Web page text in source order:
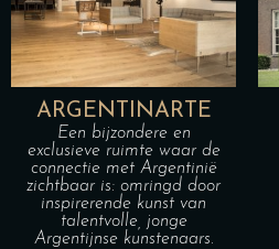
ARGENTINARTE
Een bijzondere en
exclusieve ruimte waar de
connectie met Argentinië
zichtbaar is: omringd door
inspirerende kunst van
talentvolle, jonge
Argentijnse kunstenaars.